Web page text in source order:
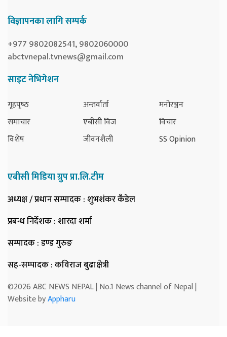
विज्ञापनका लागि सम्पर्क
+977 9802082541, 9802060000
abctvnepal.tvnews@gmail.com
साइट नेभिगेशन
गृहपृष्‍ठ
समाचार
विशेष
अन्तर्वार्ता
एबीसी विज
जीवनशैली
मनोरञ्जन
विचार
SS Opinion
एबीसी मिडिया ग्रुप प्रा.लि.टीम
अध्यक्ष / प्रधान सम्पादक: शुभशंकर कँडेल
प्रबन्ध निर्देशक: शारदा शर्मा
सम्पादक: डण्ड गुरुङ
सह-सम्पादक: कविराज बुढाक्षेत्री
©2026 ABC NEWS NEPAL | No.1 News channel of Nepal |
Website byAppharu